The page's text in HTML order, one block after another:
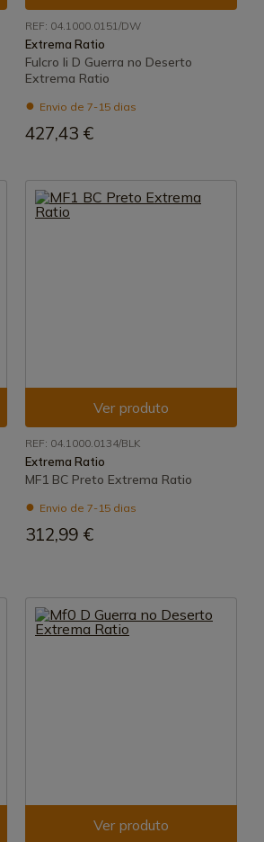
REF: 04.1000.0151/DW
Extrema Ratio
Fulcro Ii D Guerra no Deserto
Extrema Ratio
Envio de 7-15 dias
427,43 €
Ver produto
REF: 04.1000.0134/BLK
Extrema Ratio
MF1 BC Preto Extrema Ratio
Envio de 7-15 dias
312,99 €
Ver produto